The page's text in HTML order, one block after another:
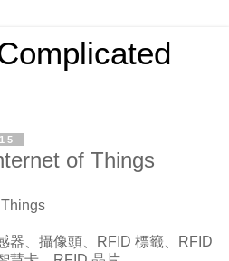
of Things
器、攝像頭、RFID 標籤、RFID